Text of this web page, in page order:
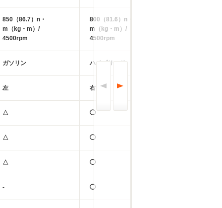
850（86.7）n・
m（kg・m）/
4500rpm
800（81.6）n・
m（kg・m）/
4500rpm
ガソリン ハイブリッド
左 右
△ ◯
△ ◯
△ ◯
- ◯